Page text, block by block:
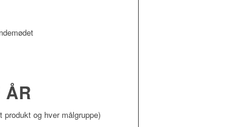
ÅR
produkt og hver målgruppe)